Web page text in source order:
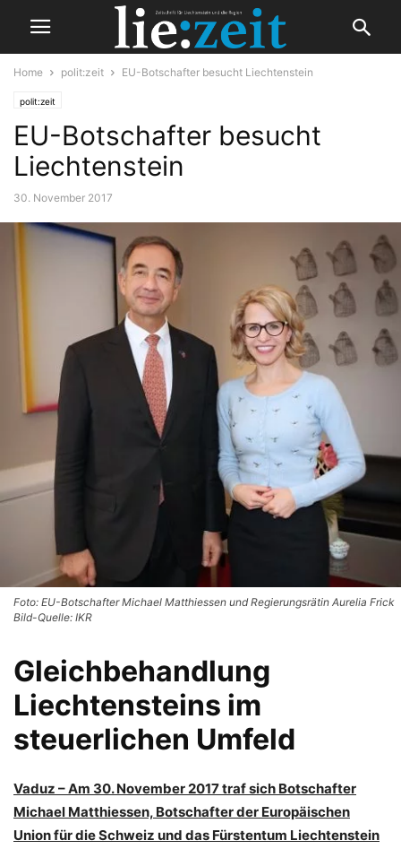
Home polit:zeit EU-Botschafter besucht Liechtenstein
polit:zeit
EU-Botschafter besucht
Liechtenstein
30. November 2017
Foto: EU-Botschafter Michael Matthiessen und Regierungsrätin Aurelia Frick
Bild-Quelle: IKR
Gleichbehandlung
Liechtensteins im
steuerlichen Umfeld
Vaduz – Am 30. November 2017 traf sich Botschafter
Michael Matthiessen, Botschafter der Europäischen
Union für die Schweiz und das Fürstentum Liechtenstein